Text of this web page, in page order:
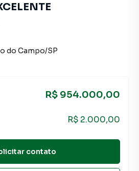
do Campo/SP
R$ 954.000,00
R$ 2.000,00
contato